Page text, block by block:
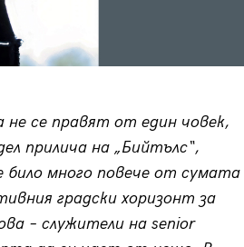
се правят от един човек,
прилича на „Бийтълс“,
било много повече от сумата
градски хоризонт за
– служители на senior